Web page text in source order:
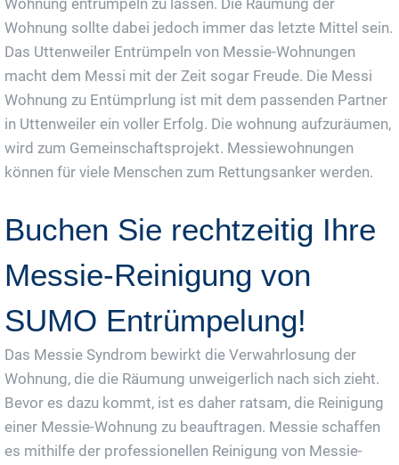
Wohnung entrümpeln zu lassen. Die Räumung der
Wohnung sollte dabei jedoch immer das letzte Mittel sein.
Das Uttenweiler Entrümpeln von Messie-Wohnungen
macht dem Messi mit der Zeit sogar Freude. Die Messi
Wohnung zu Entümprlung ist mit dem passenden Partner
in Uttenweiler ein voller Erfolg. Die wohnung aufzuräumen,
wird zum Gemeinschaftsprojekt. Messiewohnungen
können für viele Menschen zum Rettungsanker werden.
Buchen Sie rechtzeitig Ihre
Messie-Reinigung von
SUMO Entrümpelung!
Das Messie Syndrom bewirkt die Verwahrlosung der
Wohnung, die die Räumung unweigerlich nach sich zieht.
Bevor es dazu kommt, ist es daher ratsam, die Reinigung
einer Messie-Wohnung zu beauftragen. Messie schaffen
es mithilfe der professionellen Reinigung von Messie-